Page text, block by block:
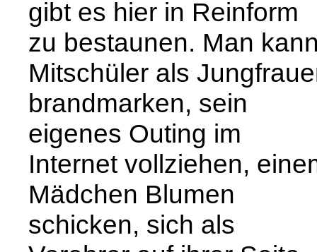
gibt es hier in Reinform
zu bestaunen. Man
Mitschüler als
brandmarken, sein
eigenes Outing im
Internet vollziehen,
Mädchen Blumen
schicken, sich als